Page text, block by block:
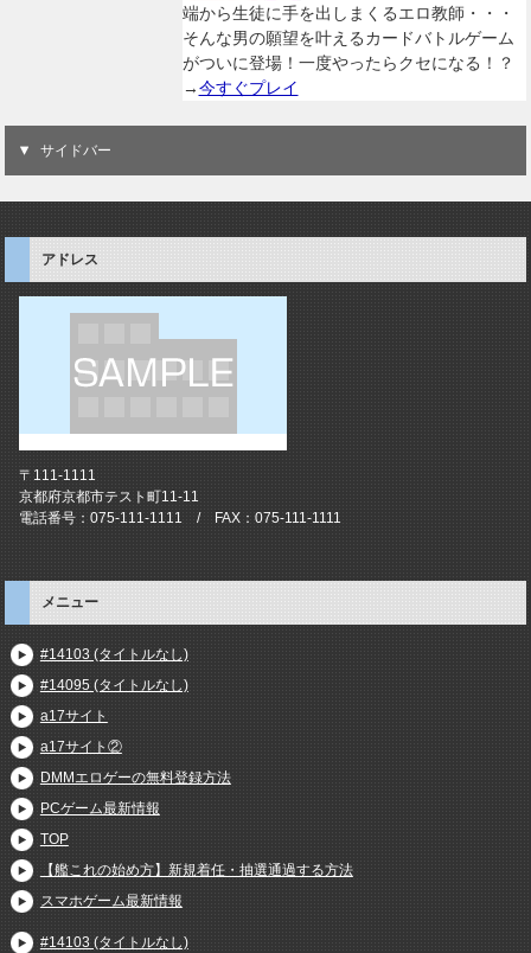
端から生徒に手を出しまくるエロ教師・・・
そんな男の願望を叶えるカードバトルゲーム
がついに登場！一度やったらクセになる！？
→今すぐプレイ
サイドバー
アドレス
〒111-1111
京都府京都市テスト町11-11
電話番号：075-111-1111 / FAX：075-111-1111
メニュー
#14103 (タイトルなし)
#14095 (タイトルなし)
a17サイト
a17サイト②
DMMエロゲーの無料登録方法
PCゲーム最新情報
TOP
【艦これの始め方】新規着任・抽選通過する方法
スマホゲーム最新情報
#14103 (タイトルなし)